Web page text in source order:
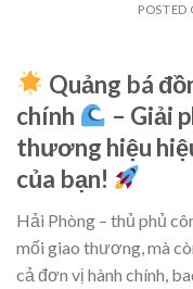
POSTED
Quảng bá
chính
– Giải
thương hiệu
của bạn!
Hải Phòng – thủ phủ
mối giao thương, mà
cả đơn vị hành chính,